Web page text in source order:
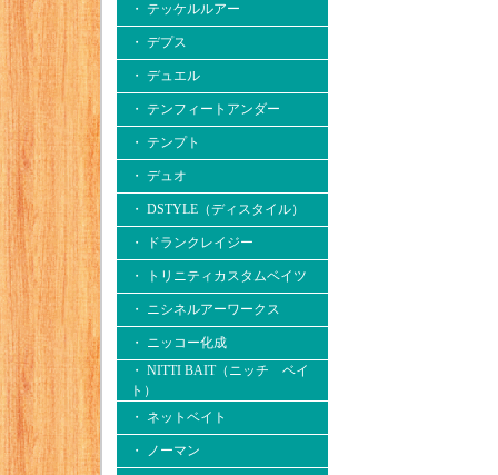
・ テッケルルアー
・ デプス
・ デュエル
・ テンフィートアンダー
・ テンプト
・ デュオ
・ DSTYLE（ディスタイル）
・ ドランクレイジー
・ トリニティカスタムベイツ
・ ニシネルアーワークス
・ ニッコー化成
・ NITTI BAIT（ニッチ ベイ
ト）
・ ネットベイト
・ ノーマン